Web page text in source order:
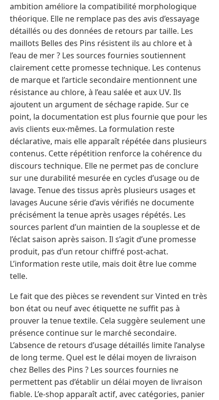
ambition améliore la compatibilité morphologique
théorique. Elle ne remplace pas des avis d’essayage
détaillés ou des données de retours par taille. Les
maillots Belles des Pins résistent ils au chlore et à
l’eau de mer ? Les sources fournies soutiennent
clairement cette promesse technique. Les contenus
de marque et l’article secondaire mentionnent une
résistance au chlore, à l’eau salée et aux UV. Ils
ajoutent un argument de séchage rapide. Sur ce
point, la documentation est plus fournie que pour les
avis clients eux-mêmes. La formulation reste
déclarative, mais elle apparaît répétée dans plusieurs
contenus. Cette répétition renforce la cohérence du
discours technique. Elle ne permet pas de conclure
sur une durabilité mesurée en cycles d’usage ou de
lavage. Tenue des tissus après plusieurs usages et
lavages Aucune série d’avis vérifiés ne documente
précisément la tenue après usages répétés. Les
sources parlent d’un maintien de la souplesse et de
l’éclat saison après saison. Il s’agit d’une promesse
produit, pas d’un retour chiffré post-achat.
L’information reste utile, mais doit être lue comme
telle.
Le fait que des pièces se revendent sur Vinted en très
bon état ou neuf avec étiquette ne suffit pas à
prouver la tenue textile. Cela suggère seulement une
présence continue sur le marché secondaire.
L’absence de retours d’usage détaillés limite l’analyse
de long terme. Quel est le délai moyen de livraison
chez Belles des Pins ? Les sources fournies ne
permettent pas d’établir un délai moyen de livraison
fiable. L’e-shop apparaît actif, avec catégories, panier